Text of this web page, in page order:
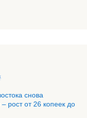
снова
рост от 26 копеек до